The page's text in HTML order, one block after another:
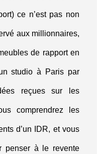
ce n’est pas non
aux millionnaires,
de rapport en
studio à Paris par
reçues sur les
comprendrez les
d’un IDR, et vous
penser à le revente